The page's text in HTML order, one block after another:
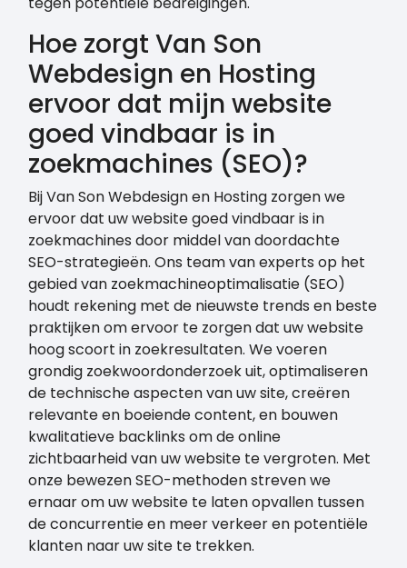
Hoe zorgt Van Son
Webdesign en Hosting
ervoor dat mijn website
goed vindbaar is in
zoekmachines (SEO)?
Bij Van Son Webdesign en Hosting zorgen we
ervoor dat uw website goed vindbaar is in
zoekmachines door middel van doordachte
SEO-strategieën. Ons team van experts op het
gebied van zoekmachineoptimalisatie (SEO)
houdt rekening met de nieuwste trends en beste
praktijken om ervoor te zorgen dat uw website
hoog scoort in zoekresultaten. We voeren
grondig zoekwoordonderzoek uit, optimaliseren
de technische aspecten van uw site, creëren
relevante en boeiende content, en bouwen
kwalitatieve backlinks om de online
zichtbaarheid van uw website te vergroten. Met
onze bewezen SEO-methoden streven we
ernaar om uw website te laten opvallen tussen
de concurrentie en meer verkeer en potentiële
klanten naar uw site te trekken.